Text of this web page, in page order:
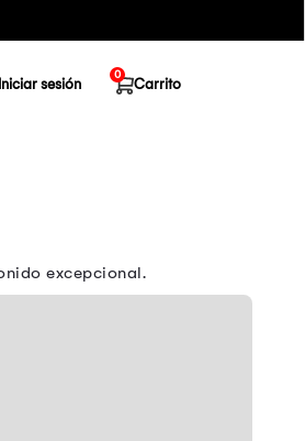
sesión Carrito
0
excepcional.